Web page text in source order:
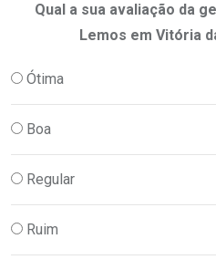
Qual a sua avaliação da
Lemos em Vitória
Ótima
Boa
Regular
Ruim